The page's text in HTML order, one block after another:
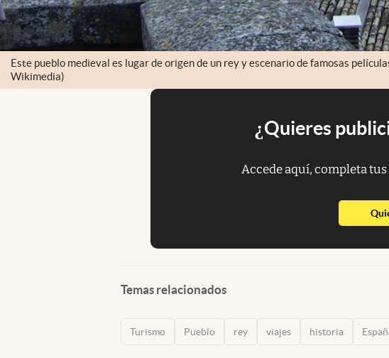
Este pueblo medieval es lugar de origen de un rey y escenario de famosas
Wikimedia)
¿Quieres
Accede aquí, completa
Temas relacionados
Turismo Pueblo rey viajes historia